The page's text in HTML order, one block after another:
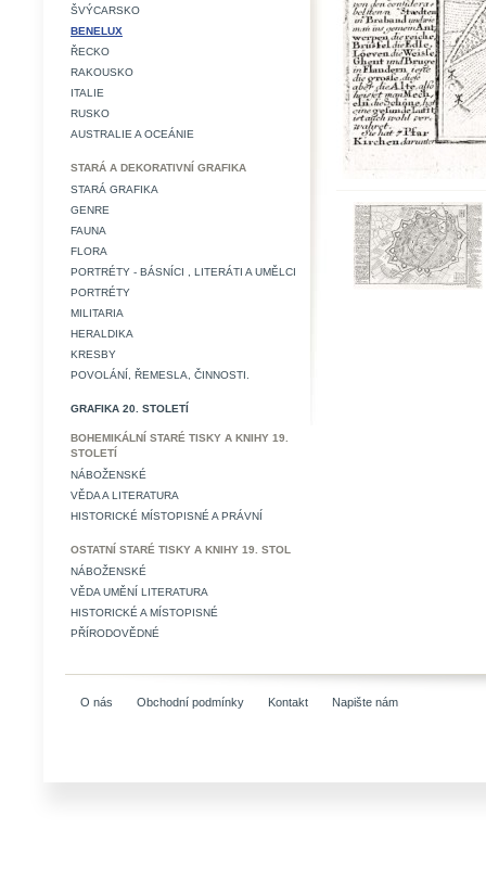
ŠVÝCARSKO
BENELUX
ŘECKO
RAKOUSKO
ITALIE
RUSKO
AUSTRALIE A OCEÁNIE
STARÁ A DEKORATIVNÍ GRAFIKA
STARÁ GRAFIKA
GENRE
FAUNA
FLORA
PORTRÉTY - BÁSNÍCI , LITERÁTI A UMĚLCI
PORTRÉTY
MILITARIA
HERALDIKA
KRESBY
POVOLÁNÍ, ŘEMESLA, ČINNOSTI.
GRAFIKA 20. STOLETÍ
BOHEMIKÁLNÍ STARÉ TISKY A KNIHY 19.
STOLETÍ
NÁBOŽENSKÉ
VĚDA A LITERATURA
HISTORICKÉ MÍSTOPISNÉ A PRÁVNÍ
OSTATNÍ STARÉ TISKY A KNIHY 19. STOL
NÁBOŽENSKÉ
VĚDA UMĚNÍ LITERATURA
HISTORICKÉ A MÍSTOPISNÉ
PŘÍRODOVĚDNÉ
O nás Obchodní podmínky Kontakt Napište nám